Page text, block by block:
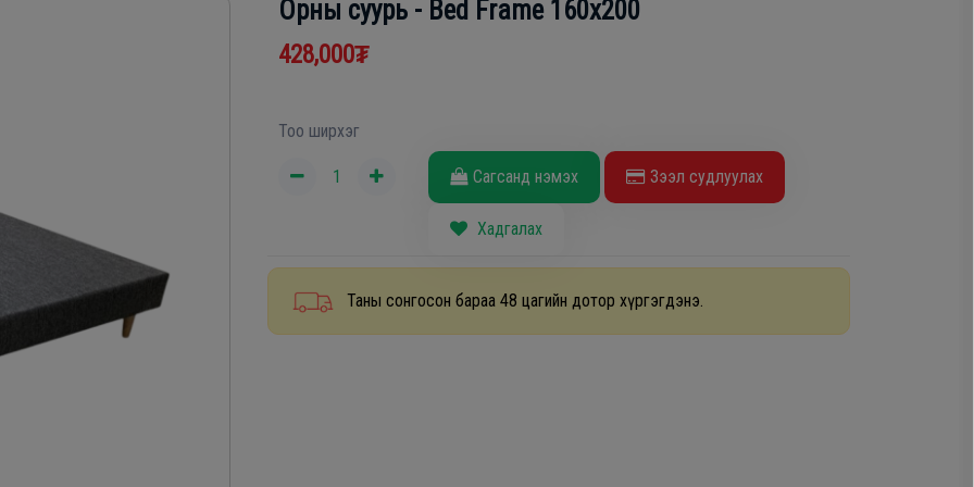
Орны суурь - Bed Frame 160x200
428,000₮
Тоо ширхэг
Сагсанд нэмэх Зээл судлуулах
Хадгалах
Таны сонгосон бараа 48 цагийн дотор хүргэгдэнэ.